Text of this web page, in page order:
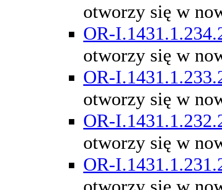
otworzy się w
OR-
otworzy się w
OR-
otworzy się w
OR-
otworzy się w
OR-